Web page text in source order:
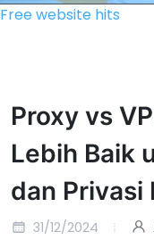
Free website hits
Proxy vs
Lebih Baik
dan Privasi
31/12/2024